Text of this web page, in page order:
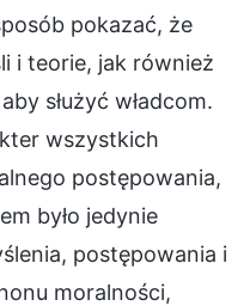
pokazać, że
i teorie, jak również
służyć władcom.
wszystkich
postępowania,
było jedynie
postępowania i
moralności,